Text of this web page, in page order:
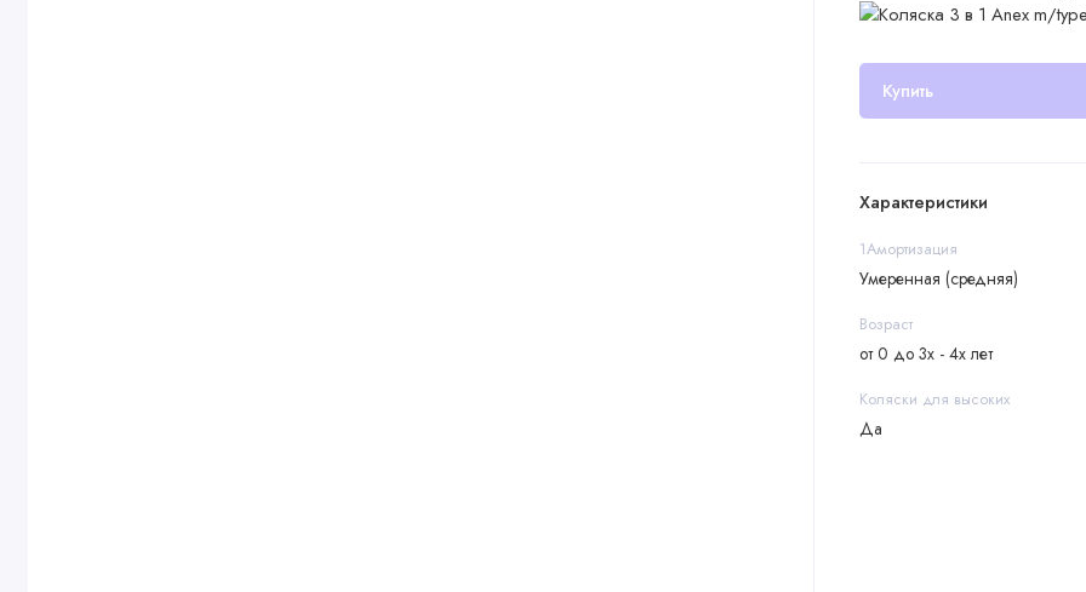
Купить
Характеристики
1Амортизация
Умеренная (средняя)
Возраст
от 0 до 3х - 4х лет
Коляски для высоких
Да